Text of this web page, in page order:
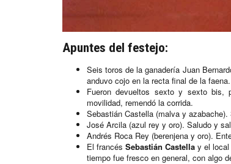
Apuntes del festejo:
Seis toros de la ganadería Juan
anduvo cojo en la recta final de la
Fueron devueltos sexto y sexto bis,
movilidad, remendó la corrida.
Sebastián Castella (malva y
José Arcila (azul rey y oro). Saludo y
Andrés Roca Rey (berenjena y oro).
El francésSebastián Castella y el
tiempo fue fresco en general, con algo